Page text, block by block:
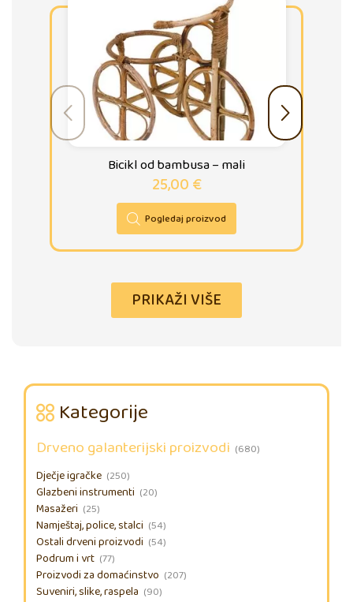
Kategorije
Drveno galanterijski proizvodi (680)
Dječje igračke (250)
Glazbeni instrumenti (20)
Masažeri (25)
Namještaj, police, stalci (54)
Ostali drveni proizvodi (54)
Podrum i vrt (77)
Proizvodi za domaćinstvo (207)
Suveniri, slike, raspela (90)
Bicikl od bambusa – mali
25,00€
Pogledaj proizvod
PRIKAŽI VIŠE